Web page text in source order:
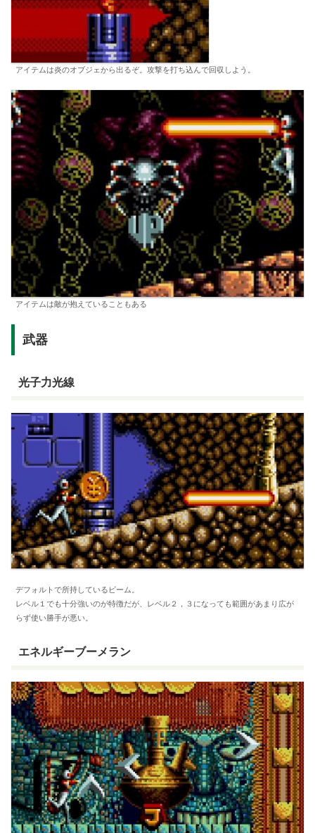
アイテムは炎のオブジェから出るぞ。攻撃を打ち込んで回収しよう。
アイテムは敵が抱えていることもある
武器
光子力光線
デフォルトで所持しているビーム。
レベル１でも十分強いのが特徴だが、レベル２，３になっても範囲があまり広が
らず使い勝手が悪い。
エネルギーブーメラン